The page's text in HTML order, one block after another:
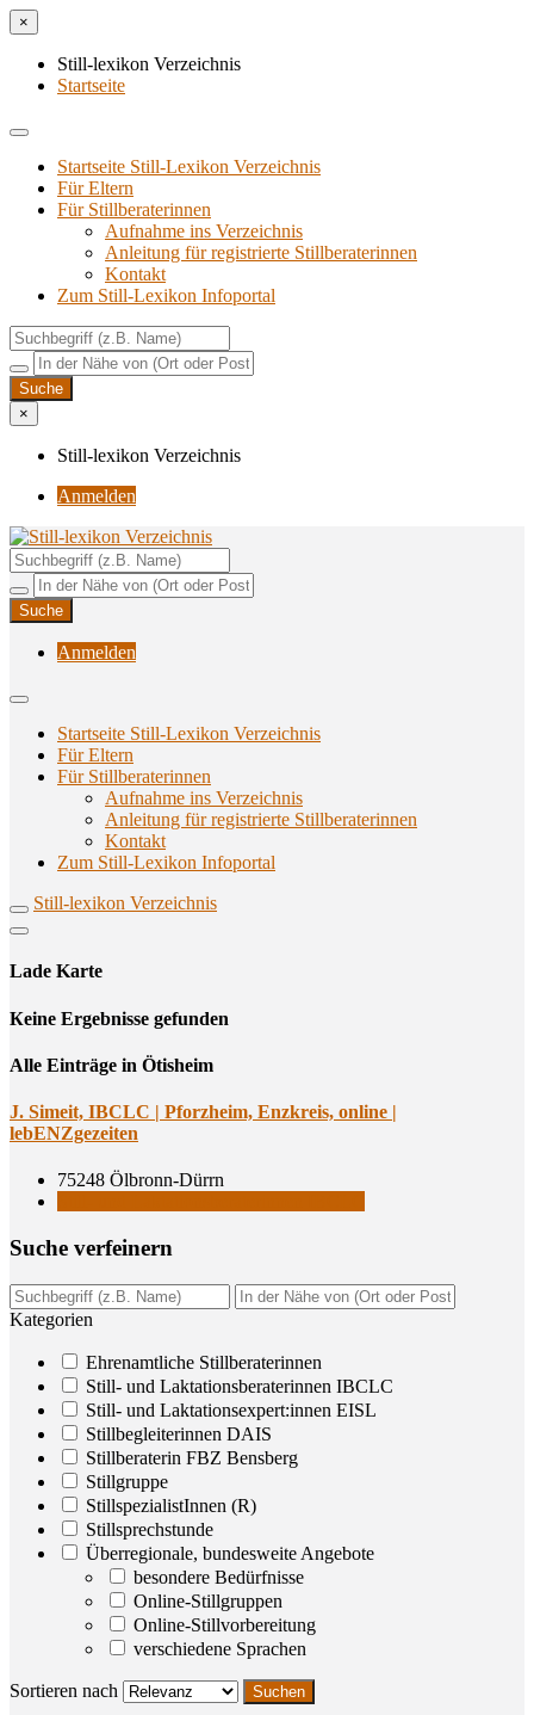
×
Still-lexikon Verzeichnis
Startseite
Startseite Still-Lexikon Verzeichnis
Für Eltern
Für Stillberaterinnen
Aufnahme ins Verzeichnis
Anlei­tung für regis­trier­te Stillberaterinnen
Kon­takt
Zum Still-Lexikon Infoportal
×
Still-lexikon Verzeichnis
Anmelden
Still-lexikon Verzeichnis
Unterstützungsangebote rund ums Stillen
Anmelden
Startseite Still-Lexikon Verzeichnis
Für Eltern
Für Stillberaterinnen
Aufnahme ins Verzeichnis
Anlei­tung für regis­trier­te Stillberaterinnen
Kon­takt
Zum Still-Lexikon Infoportal
Still-lexikon Verzeichnis
Lade Karte
Кeine Ergebnisse gefunden
Alle Einträge in Ötisheim
J. Simeit, IBCLC | Pforz­heim, Enz­kreis, online |
lebENZgezeiten
75248 Ölbronn-Dürrn
Suche ver­fei­nern
Kategorien
Ehrenamtliche Stillberaterinnen
Still- und Laktationsberaterinnen IBCLC
Still- und Laktationsexpert:innen EISL
Stillbegleiterinnen DAIS
Stillberaterin FBZ Bensberg
Stillgruppe
StillspezialistInnen (R)
Stillsprechstunde
Überregionale, bundesweite Angebote
besondere Bedürfnisse
Online-Stillgruppen
Online-Stillvorbereitung
verschiedene Sprachen
Sortieren nach